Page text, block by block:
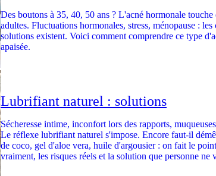
Des boutons à 35, 40, 50 ans ? L'acné hormonale
adultes. Fluctuations hormonales, stress, ménopause :
solutions existent. Voici comment comprendre ce type
apaisée.
Lubrifiant naturel : solutions
Sécheresse intime, inconfort lors des rapports,
Le réflexe lubrifiant naturel s'impose. Encore faut-il
de coco, gel d'aloe vera, huile d'argousier : on fait le
vraiment, les risques réels et la solution que personne ne